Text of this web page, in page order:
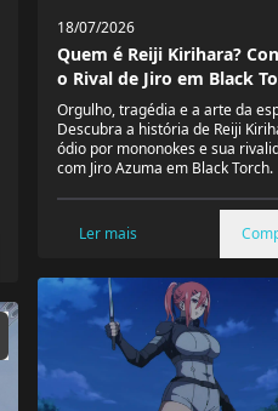
18/07/2026
Quem é Reiji Kirihara?
o Rival de Jiro em Black
Orgulho, tragédia e a arte da
Descubra a história de Reiji
ódio por mononokes e sua
com Jiro Azuma em Black Torch.
Ler mais